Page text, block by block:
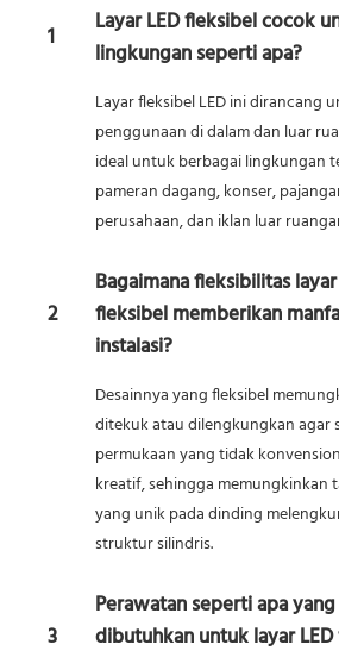
1
Layar LED fleksibel cocok
lingkungan seperti apa?
Layar fleksibel LED ini dirancang
penggunaan di dalam dan luar
ideal untuk berbagai lingkungan
pameran dagang, konser,
perusahaan, dan iklan luar
2
Bagaimana fleksibilitas
fleksibel memberikan
instalasi?
Desainnya yang fleksibel
ditekuk atau dilengkungkan agar
permukaan yang tidak
kreatif, sehingga memungkinkan
yang unik pada dinding
struktur silindris.
3
Perawatan seperti apa yang
dibutuhkan untuk layar